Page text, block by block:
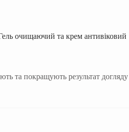
очищаючий та крем антивіковий
та покращують результат